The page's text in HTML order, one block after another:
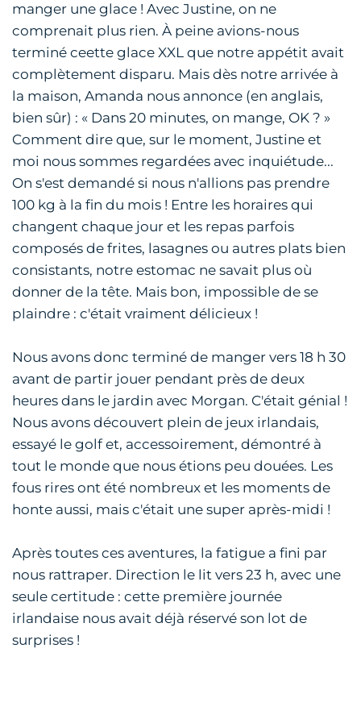
manger une glace ! Avec Justine, on ne
comprenait plus rien. À peine avions-nous
terminé ceette glace XXL que notre appétit avait
complètement disparu. Mais dès notre arrivée à
la maison, Amanda nous annonce (en anglais,
bien sûr) : « Dans 20 minutes, on mange, OK ? »
Comment dire que, sur le moment, Justine et
moi nous sommes regardées avec inquiétude...
On s'est demandé si nous n'allions pas prendre
100 kg à la fin du mois ! Entre les horaires qui
changent chaque jour et les repas parfois
composés de frites, lasagnes ou autres plats bien
consistants, notre estomac ne savait plus où
donner de la tête. Mais bon, impossible de se
plaindre : c'était vraiment délicieux !
Nous avons donc terminé de manger vers 18 h 30
avant de partir jouer pendant près de deux
heures dans le jardin avec Morgan. C'était génial !
Nous avons découvert plein de jeux irlandais,
essayé le golf et, accessoirement, démontré à
tout le monde que nous étions peu douées. Les
fous rires ont été nombreux et les moments de
honte aussi, mais c'était une super après-midi !
Après toutes ces aventures, la fatigue a fini par
nous rattraper. Direction le lit vers 23 h, avec une
seule certitude : cette première journée
irlandaise nous avait déjà réservé son lot de
surprises !